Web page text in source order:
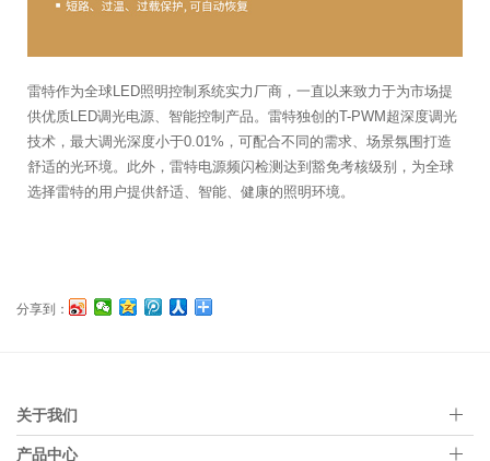
雷特作为全球LED照明控制系统实力厂商，一直以来致力于为市场提
供优质LED调光电源、智能控制产品。雷特独创的T-PWM超深度调光
技术，最大调光深度小于0.01%，可配合不同的需求、场景氛围打造
舒适的光环境。此外，雷特电源频闪检测达到豁免考核级别，为全球
选择雷特的用户提供舒适、智能、健康的照明环境。
分享到：
关于我们
产品中心